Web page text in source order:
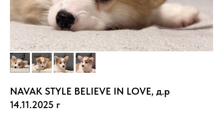
NAVAK STYLE BELIEVE IN LOVE, д.р
14.11.2025 г